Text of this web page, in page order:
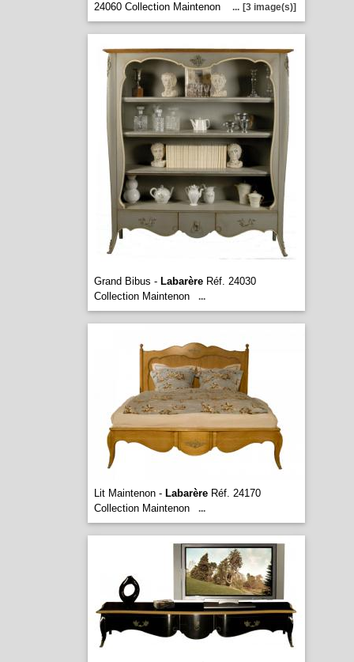
24060 Collection Maintenon
... [3 image(s)]
Grand Bibus - LabarèreRéf. 24030
Collection Maintenon
...
Lit Maintenon - LabarèreRéf. 24170
Collection Maintenon
...